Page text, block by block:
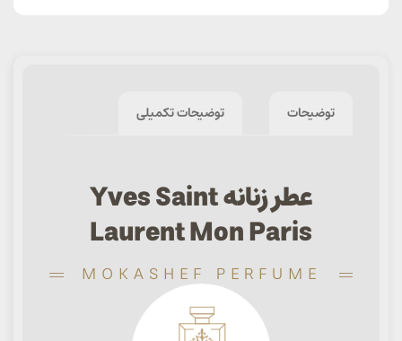
توضیحات توضیحات تکمیلی
عطر زنانه Yves Saint
Laurent Mon Paris
MOKASHEF PERFUME